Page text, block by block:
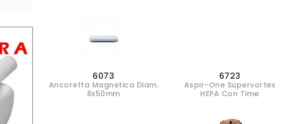
6073
Ancoretta Magnetica Diam.
8x50mm
6723
Aspir-One Supervortex
HEPA Con Time